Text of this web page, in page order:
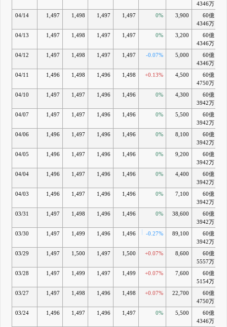
4346万
04/14 1,497 1,498 1,497 1,497 0% 3,900
60億
4346万
04/13 1,497 1,498 1,497 1,497 0% 3,200
60億
4346万
04/12 1,497 1,498 1,497 1,497 -0.07% 5,000
60億
4346万
04/11 1,496 1,498 1,496 1,498 +0.13% 4,500
60億
4750万
04/10 1,497 1,497 1,496 1,496 0% 4,300
60億
3942万
04/07 1,497 1,497 1,496 1,496 0% 5,500
60億
3942万
04/06 1,496 1,497 1,496 1,496 0% 8,100
60億
3942万
04/05 1,496 1,497 1,496 1,496 0% 9,200
60億
3942万
04/04 1,496 1,497 1,496 1,496 0% 4,400
60億
3942万
04/03 1,496 1,497 1,496 1,496 0% 7,100
60億
3942万
03/31 1,497 1,498 1,496 1,496 0% 38,600
60億
3942万
03/30 1,497 1,499 1,496 1,496 -0.27% 89,100
60億
3942万
03/29 1,497 1,500 1,497 1,500 +0.07% 8,600
60億
5557万
03/28 1,497 1,499 1,497 1,499 +0.07% 7,600
60億
5154万
03/27 1,497 1,498 1,496 1,498 +0.07% 22,700
60億
4750万
03/24 1,496 1,497 1,496 1,497 0% 5,500
60億
4346万